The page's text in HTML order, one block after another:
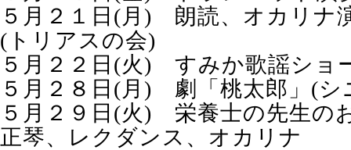
５月２１日(月) 朗読、オカリ
(トリアスの会)
５月２２日(火) すみか歌謡ショ
５月２８日(月) 劇「桃太郎」(シ
５月２９日(火) 栄養士の先生
正琴、レクダンス、オカリナ